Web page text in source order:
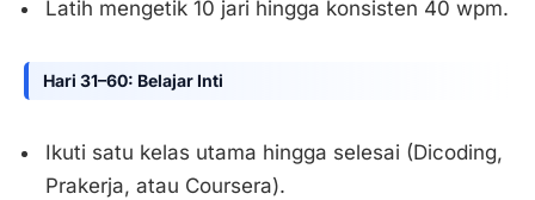
Latih mengetik 10 jari hingga konsisten 40 wpm.
Hari 31–60: Belajar Inti
Ikuti satu kelas utama hingga selesai (Dicoding,
Prakerja, atau Coursera).